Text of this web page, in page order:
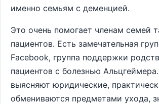
именно семьям с деменцией.
Это очень помогает членам семей
пациентов. Есть замечательная
Facebook, группа поддержки
пациентов с болезнью
выясняют юридические,
обмениваются предметами ухода,